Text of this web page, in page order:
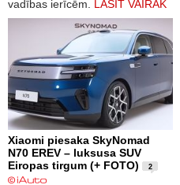
vadības ierīcēm. LASĪT VAIRĀK
Xiaomi piesaka SkyNomad
N70 EREV – luksusa SUV
Eiropas tirgum (+ FOTO)
2